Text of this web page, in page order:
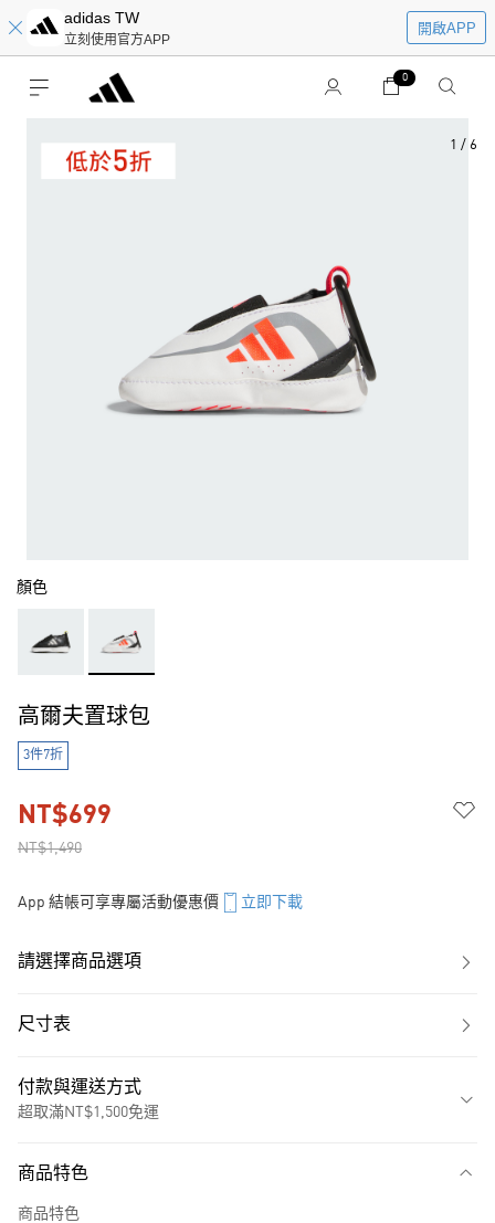
adidas TW
立刻使用官方APP
開啟APP
0
1 / 6
顏色
高爾夫置球包
3件7折
NT$1,490
NT$699
App 結帳可享專屬活動優惠價 立即下載
請選擇商品選項
尺寸表
付款與運送方式
超取滿NT$1,500免運
商品特色
商品特色